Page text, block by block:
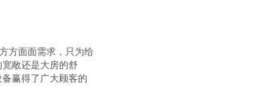
方面面需求，只为给
敞还是大房的舒
赢得了广大顾客的